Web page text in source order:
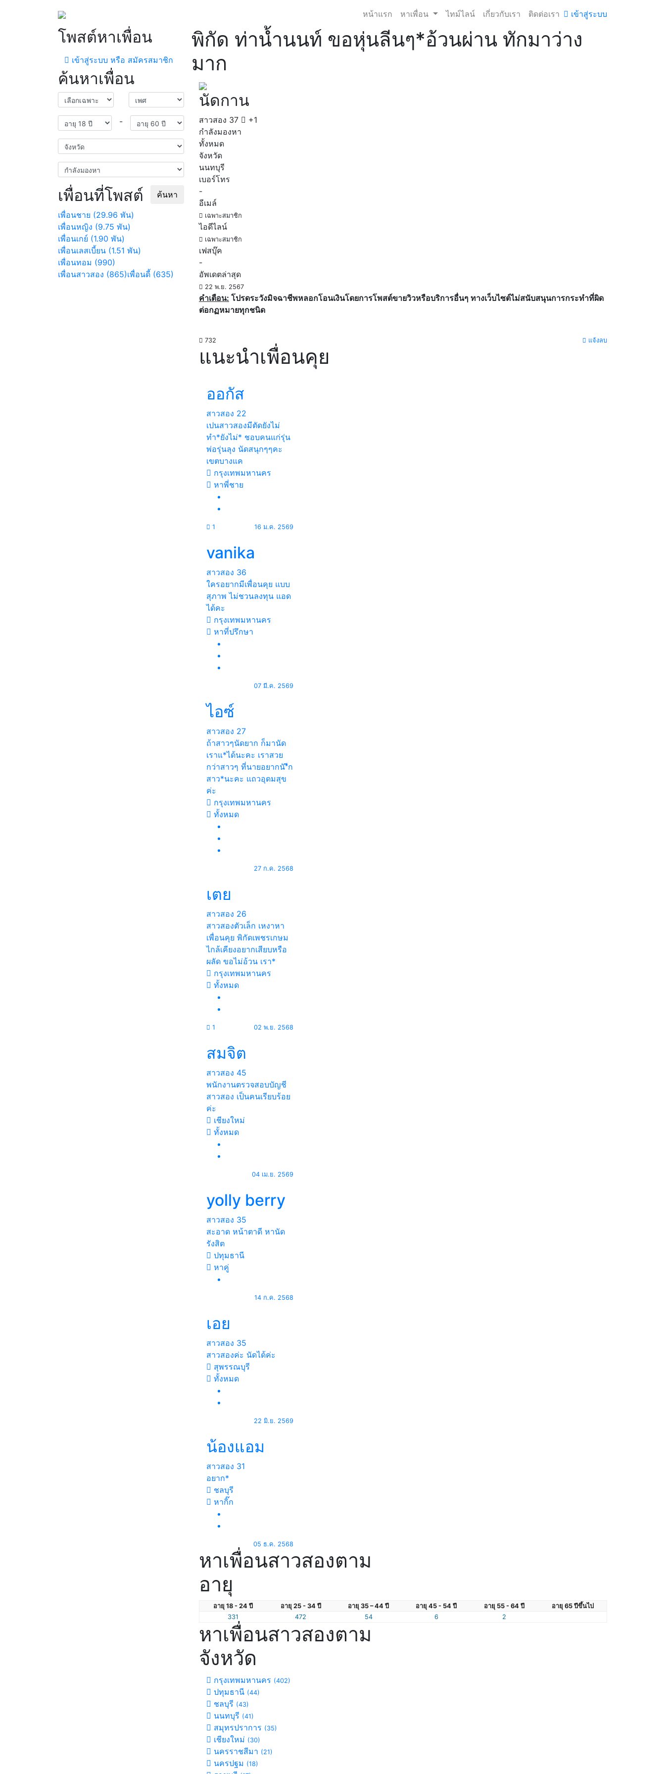
หน้าแรก หาเพื่อน ไทม์ไลน์ เกี่ยวกับเรา ติดต่อเรา เข้าสู่ระบบ
โพสต์หาเพื่อน
เข้าสู่ระบบ หรือ สมัครสมาชิก
ค้นหาเพื่อน
-
ค้นหา
เพื่อนที่โพสต์
เพื่อนชาย (29.96 พัน)
เพื่อนหญิง (9.75 พัน)
เพื่อนเกย์ (1.90 พัน)
เพื่อนเลสเบี้ยน (1.51 พัน)
เพื่อนทอม (990)
เพื่อนสาวสอง (865)เพื่อนดี้ (635)
พิกัด ท่าน้ำนนท์ ขอหุ่นลีนๆ*อ้วนผ่าน ทักมาว่าง
มาก
นัดกาน
สาวสอง 37
+1
กำลังมองหา
ทั้งหมด
จังหวัด
นนทบุรี
เบอร์โทร
-
อีเมล์
เฉพาะสมาชิก
ไอดีไลน์
เฉพาะสมาชิก
เฟสบุ๊ค
-
อัพเดตล่าสุด
22 พ.ย. 2567
คำเตือน: โปรดระวังมิจฉาชีพหลอกโอนเงินโดยการโพสต์ขายวิวหรือบริการอื่นๆ ทางเว็บไซต์ไม่สนับสนุนการกระทำที่ผิด
ต่อกฏหมายทุกชนิด
732 แจ้งลบ
แนะนำเพื่อนคุย
ออกัส
สาวสอง 22
เปนสาวสองมีตัดยังไม่
ทำ*ยังไม่* ชอบคนแก่รุ่น
พ่อรุ่นลุง นัดสนุกๆๆคะ
เขตบางแค
กรุงเทพมหานคร
หาพี่ชาย
1 16 ม.ค. 2569
vanika
สาวสอง 36
ใครอยากมีเพื่อนคุย แบบ
สุภาพ ไม่ชวนลงทุน แอด
ได้คะ
กรุงเทพมหานคร
หาที่ปรึกษา
07 มี.ค. 2569
ไอซ์
สาวสอง 27
ถ้าสาวๆนัดยาก ก็มานัด
เราแ*ได้นะคะ เราสวย
กว่าสาวๆ ที่นายอยากนั*ีก
สาว*นะคะ แถวอุดมสุข
ค่ะ
กรุงเทพมหานคร
ทั้งหมด
27 ก.ค. 2568
เตย
สาวสอง 26
สาวสองตัวเล็ก เหงาหา
เพื่อนคุย พิกัดเพชรเกษม
ไกล้เคียงอยากเสียบหรือ
ผลัด ขอไม่อ้วน เรา*
กรุงเทพมหานคร
ทั้งหมด
1 02 พ.ย. 2568
สมจิต
สาวสอง 45
พนักงานตรวจสอบบัญชี
สาวสอง เป็นคนเรียบร้อย
ค่ะ
เชียงใหม่
ทั้งหมด
04 เม.ย. 2569
yolly berry
สาวสอง 35
สะอาด หน้าตาดี หานัด
รังสิต
ปทุมธานี
หาคู่
14 ก.ค. 2568
เอย
สาวสอง 35
สาวสองค่ะ นัดได้ค่ะ
สุพรรณบุรี
ทั้งหมด
22 มิ.ย. 2569
น้องแอม
สาวสอง 31
อยาก*
ชลบุรี
หากิ๊ก
05 ธ.ค. 2568
หาเพื่อนสาวสองตาม
อายุ
อายุ 18 - 24 ปี อายุ 25 - 34 ปี อายุ 35 – 44 ปี อายุ 45 - 54 ปี อายุ 55 - 64 ปี
อายุ 65 ปีขึ้นไป
331
472 54 6 2
หาเพื่อนสาวสองตาม
จังหวัด
กรุงเทพมหานคร (402)
ปทุมธานี (44)
ชลบุรี (43)
นนทบุรี (41)
สมุทรปราการ (35)
เชียงใหม่ (30)
นครราชสีมา (21)
นครปฐม (18)